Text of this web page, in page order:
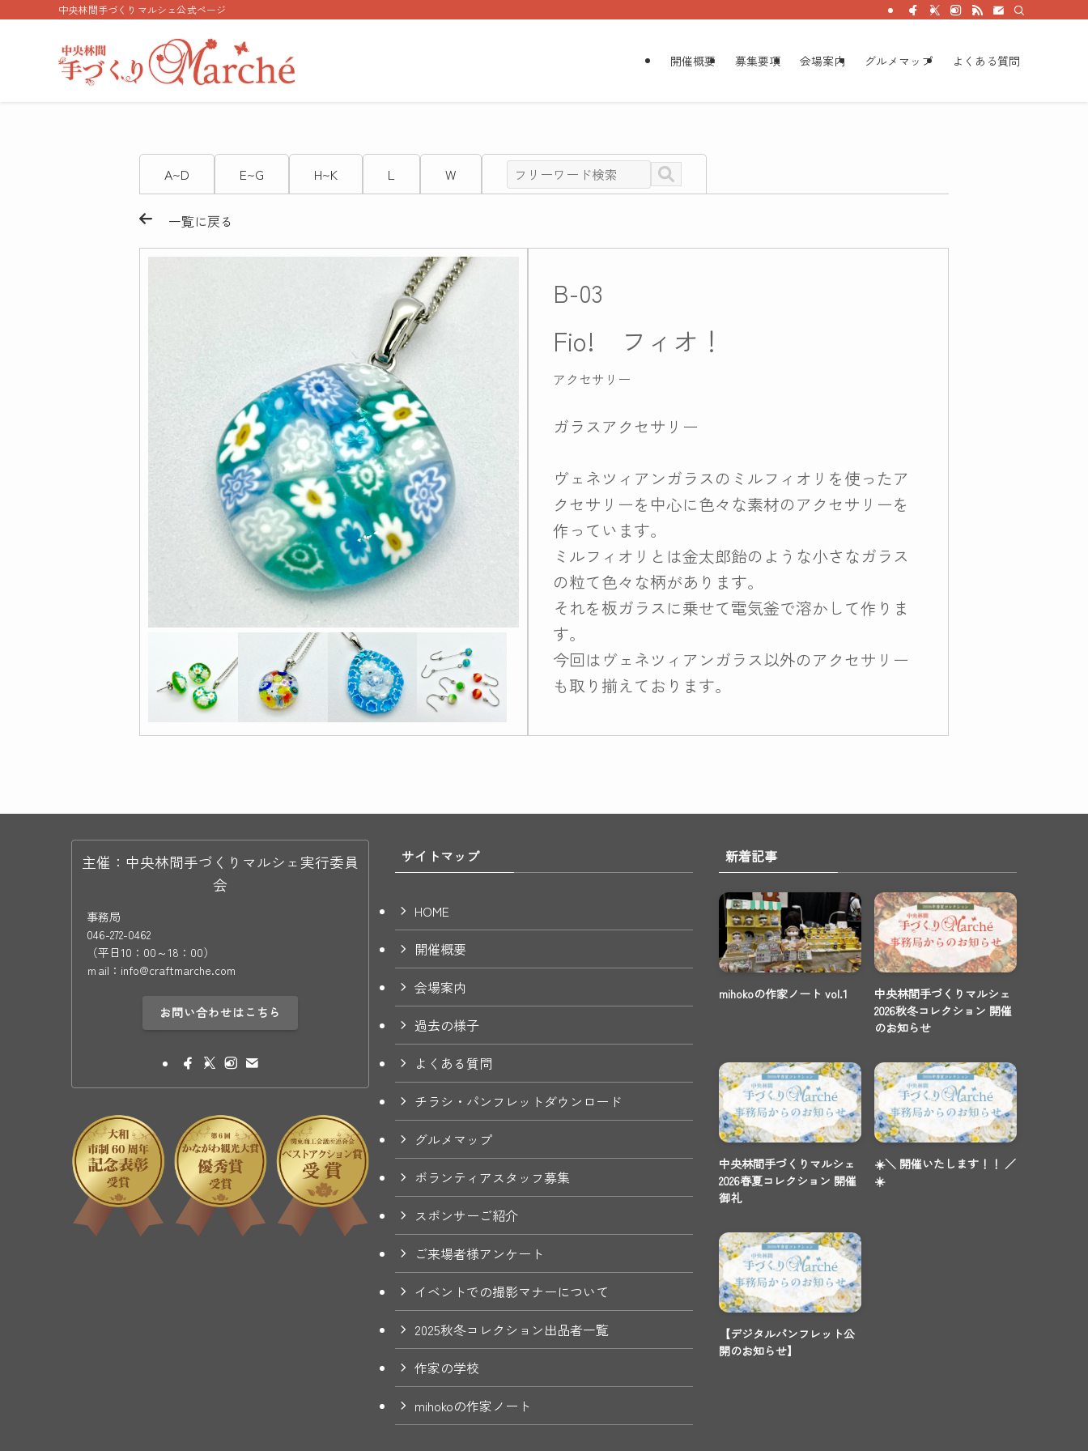
中央林間手づくりマルシェ公式ページ
開催概要 募集要項 会場案内 グルメマップ よくある質問
A~D E~G H~K L W
一覧に戻る
B-03
Fio! フィオ！
アクセサリー
ガラスアクセサリー
ヴェネツィアンガラスのミルフィオリを使ったア
クセサリーを中心に色々な素材のアクセサリーを
作っています。
ミルフィオリとは金太郎飴のような小さなガラス
の粒て色々な柄があります。
それを板ガラスに乗せて電気釜で溶かして作りま
す。
今回はヴェネツィアンガラス以外のアクセサリー
も取り揃えております。
主催：中央林間手づくりマルシェ実行委員
会
事務局
046-272-0462
（平日10：00～18：00）
ｍail：info@craftmarche.com
お問い合わせはこちら
サイトマップ
HOME
開催概要
会場案内
過去の様子
よくある質問
チラシ・パンフレットダウンロード
グルメマップ
ボランティアスタッフ募集
スポンサーご紹介
ご来場者様アンケート
イベントでの撮影マナーについて
2025秋冬コレクション出品者一覧
作家の学校
mihokoの作家ノート
新着記事
mihokoの作家ノート vol.1
中央林間手づくりマルシェ
2026秋冬コレクション 開催
のお知らせ
中央林間手づくりマルシェ
2026春夏コレクション 開催
御礼
☀️＼ 開催いたします！！ ／
☀️
【デジタルパンフレット公
開のお知らせ】